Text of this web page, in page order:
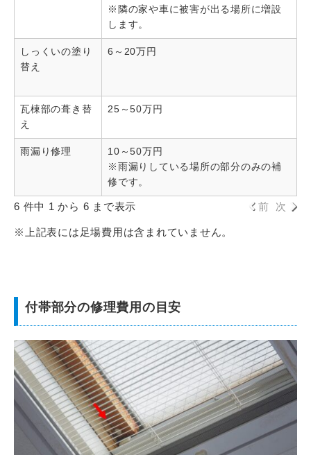
※隣の家や車に被害が出る場所に増設
します。
しっくいの塗り
替え
6～20万円
瓦棟部の葺き替
え
25～50万円
雨漏り修理
10～50万円
※雨漏りしている場所の部分のみの補
修です。
6 件中 1 から 6 まで表示 前 次
※上記表には足場費用は含まれていません。
付帯部分の修理費用の目安